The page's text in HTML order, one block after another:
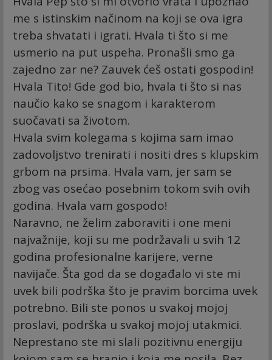
me s istinskim načinom na koji se ova igra
treba shvatati i igrati. Hvala ti što si me
usmerio na put uspeha. Pronašli smo ga
zajedno zar ne? Zauvek ćeš ostati gospodin!
Hvala Tito! Gde god bio, hvala ti što si nas
naučio kako se snagom i karakterom
suočavati sa životom.
Hvala svim kolegama s kojima sam imao
zadovoljstvo trenirati i nositi dres s klupskim
grbom na prsima. Hvala vam, jer sam se
zbog vas osećao posebnim tokom svih ovih
godina. Hvala vam gospodo!
Naravno, ne želim zaboraviti i one meni
najvažnije, koji su me podržavali u svih 12
godina profesionalne karijere, verne
navijače. Šta god da se događalo vi ste mi
uvek bili podrška što je pravim borcima uvek
potrebno. Bili ste ponos u svakoj mojoj
proslavi, podrška u svakoj mojoj utakmici.
Neprestano ste mi slali pozitivnu energiju